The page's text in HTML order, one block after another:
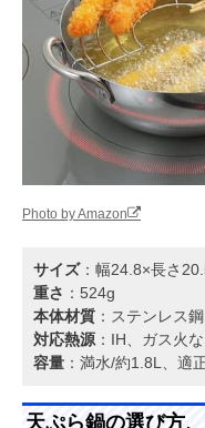
Photo by Amazon
サイズ：幅24.8×長さ
重さ ：524g
本体材質 ：ステンレス鋼
対応熱源 ：IH、ガス火
容量 ：満水/約1.8L、適
天ぷら鍋の選び方